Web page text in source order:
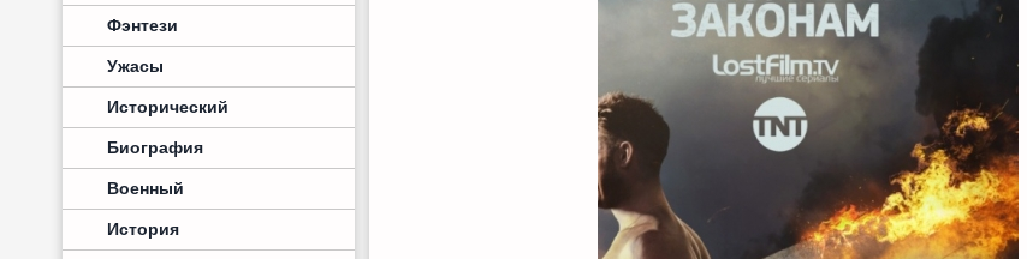
Фэнтези
Ужасы
Исторический
Биография
Военный
История